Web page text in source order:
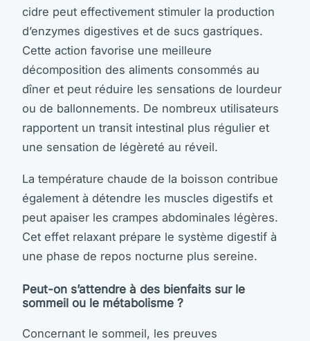
cidre peut effectivement stimuler la production
d’enzymes digestives et de sucs gastriques.
Cette action favorise une meilleure
décomposition des aliments consommés au
dîner et peut réduire les sensations de lourdeur
ou de ballonnements. De nombreux utilisateurs
rapportent un transit intestinal plus régulier et
une sensation de légèreté au réveil.
La température chaude de la boisson contribue
également à détendre les muscles digestifs et
peut apaiser les crampes abdominales légères.
Cet effet relaxant prépare le système digestif à
une phase de repos nocturne plus sereine.
Peut-on s’attendre à des bienfaits sur le
sommeil ou le métabolisme ?
Concernant le sommeil, les preuves